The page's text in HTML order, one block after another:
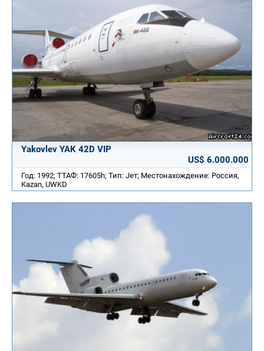
Yakovlev YAK 42D VIP
US$ 6.000.000
Год: 1992; ТТАФ: 17605h; Тип: Jет; Местонахождение: Россия,
Kazan, UWKD